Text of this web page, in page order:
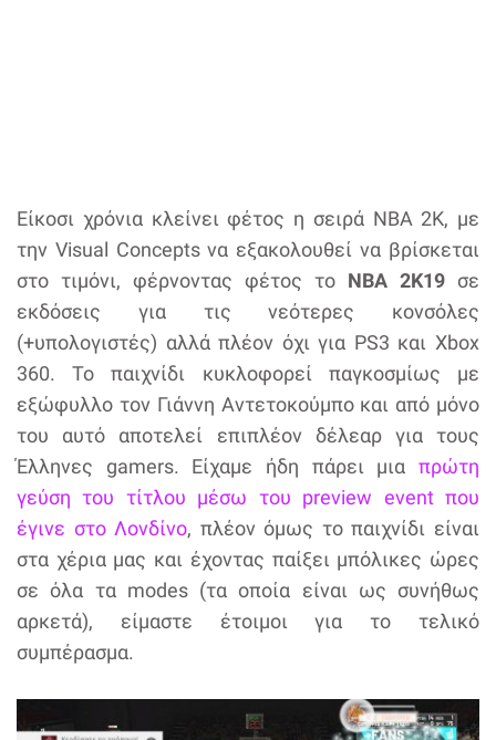
Είκοσι χρόνια κλείνει φέτος η σειρά NBA 2K, με
την Visual Concepts να εξακολουθεί να βρίσκεται
στο τιμόνι, φέρνοντας φέτος το NBA 2K19 σε
εκδόσεις για τις νεότερες κονσόλες
(+υπολογιστές) αλλά πλέον όχι για PS3 και Xbox
360. Το παιχνίδι κυκλοφορεί παγκοσμίως με
εξώφυλλο τον Γιάννη Αντετοκούμπο και από μόνο
του αυτό αποτελεί επιπλέον δέλεαρ για τους
Έλληνες gamers. Είχαμε ήδη πάρει μια πρώτη
γεύση του τίτλου μέσω του preview event που
έγινε στο Λονδίνο, πλέον όμως το παιχνίδι είναι
στα χέρια μας και έχοντας παίξει μπόλικες ώρες
σε όλα τα modes (τα οποία είναι ως συνήθως
αρκετά), είμαστε έτοιμοι για το τελικό
συμπέρασμα.